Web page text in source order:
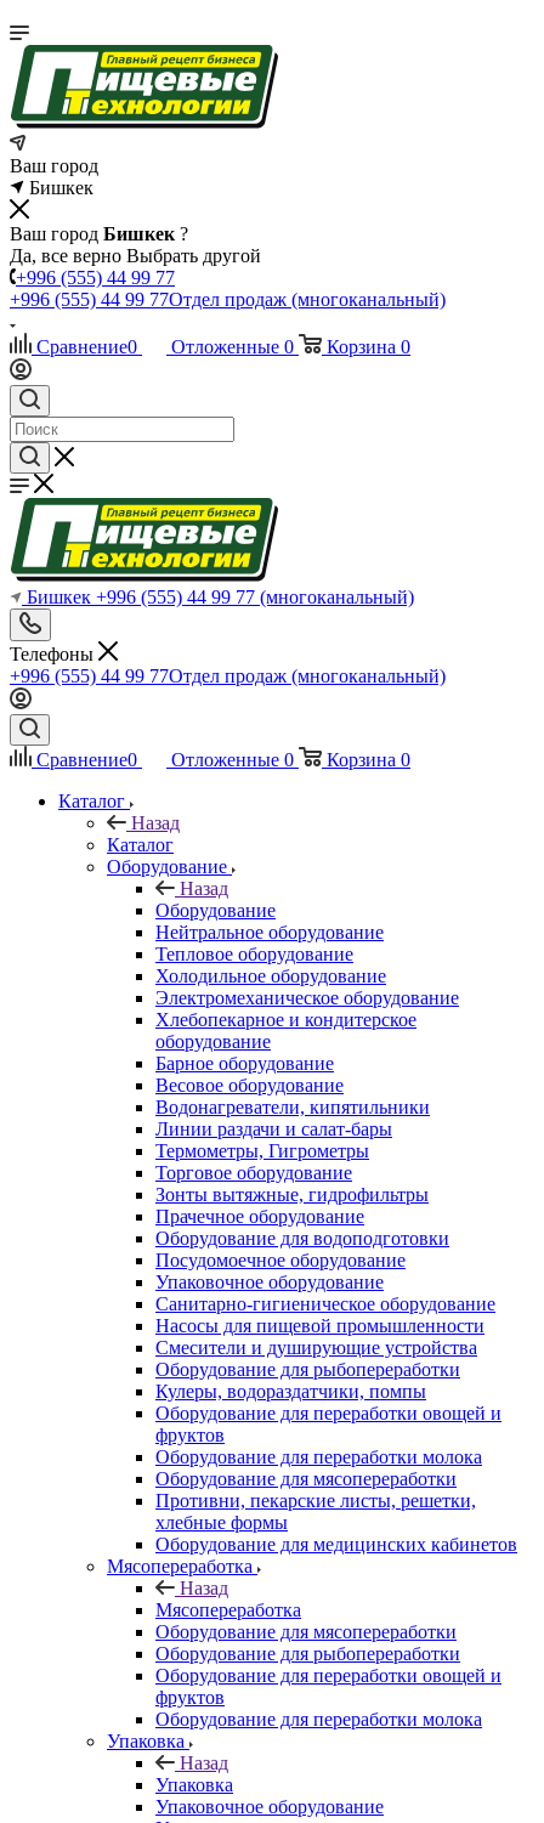
Ваш город
Бишкек
Ваш город Бишкек ?
Да, все верно Выбрать другой
+996 (555) 44 99 77
+996 (555) 44 99 77Отдел продаж (многоканальный)
Сравнение0 Отложенные 0 Корзина 0
Бишкек +996 (555) 44 99 77 (многоканальный)
Телефоны
+996 (555) 44 99 77Отдел продаж (многоканальный)
Сравнение0 Отложенные 0 Корзина 0
Каталог
Назад
Каталог
Оборудование
Назад
Оборудование
Нейтральное оборудование
Тепловое оборудование
Холодильное оборудование
Электромеханическое оборудование
Хлебопекарное и кондитерское
оборудование
Барное оборудование
Весовое оборудование
Водонагреватели, кипятильники
Линии раздачи и салат-бары
Термометры, Гигрометры
Торговое оборудование
Зонты вытяжные, гидрофильтры
Прачечное оборудование
Оборудование для водоподготовки
Посудомоечное оборудование
Упаковочное оборудование
Санитарно-гигиеническое оборудование
Насосы для пищевой промышленности
Смесители и душирующие устройства
Оборудование для рыбопереработки
Кулеры, водораздатчики, помпы
Оборудование для переработки овощей и
фруктов
Оборудование для переработки молока
Оборудование для мясопереработки
Противни, пекарские листы, решетки,
хлебные формы
Оборудование для медицинских кабинетов
Мясопереработка
Назад
Мясопереработка
Оборудование для мясопереработки
Оборудование для рыбопереработки
Оборудование для переработки овощей и
фруктов
Оборудование для переработки молока
Упаковка
Назад
Упаковка
Упаковочное оборудование